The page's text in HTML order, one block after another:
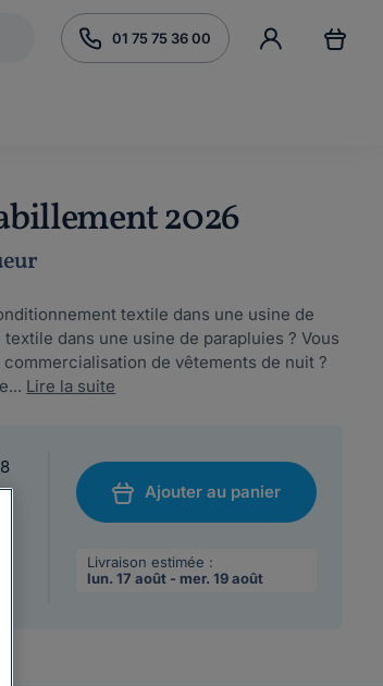
01 75 75 36 00
2026
textile dans une usine de
dans une usine de parapluies ? Vous
de vêtements de nuit ?
Lire la suite
Ajouter au panier
Livraison estimée :
lun. 17 août - mer. 19 août